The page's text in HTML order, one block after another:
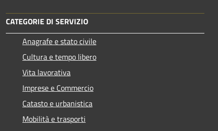
CATEGORIE DI SERVIZIO
Anagrafe e stato civile
Cultura e tempo libero
Vita lavorativa
Imprese e Commercio
Catasto e urbanistica
Mobilità e trasporti